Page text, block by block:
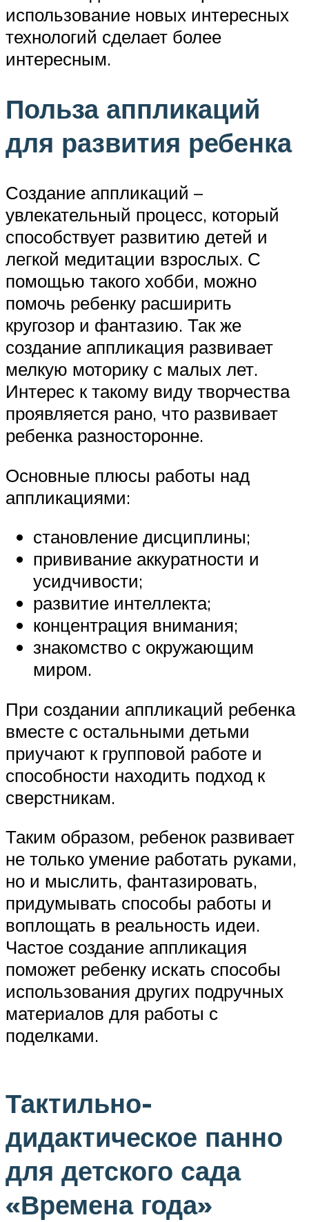
использование новых интересных
технологий сделает более
интересным.
Польза аппликаций
для развития ребенка
Создание аппликаций –
увлекательный процесс, который
способствует развитию детей и
легкой медитации взрослых. С
помощью такого хобби, можно
помочь ребенку расширить
кругозор и фантазию. Так же
создание аппликация развивает
мелкую моторику с малых лет.
Интерес к такому виду творчества
проявляется рано, что развивает
ребенка разносторонне.
Основные плюсы работы над
аппликациями:
становление дисциплины;
прививание аккуратности и
усидчивости;
развитие интеллекта;
концентрация внимания;
знакомство с окружающим
миром.
При создании аппликаций ребенка
вместе с остальными детьми
приучают к групповой работе и
способности находить подход к
сверстникам.
Таким образом, ребенок развивает
не только умение работать руками,
но и мыслить, фантазировать,
придумывать способы работы и
воплощать в реальность идеи.
Частое создание аппликация
поможет ребенку искать способы
использования других подручных
материалов для работы с
поделками.
Тактильно-
дидактическое панно
для детского сада
«Времена года»